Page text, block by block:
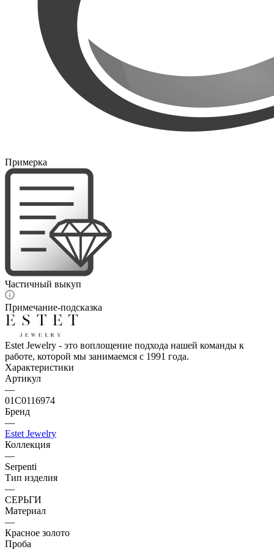
Примерка
Частичный выкуп
Примечание-подсказка
Estet Jewelry - это воплощение подхода нашей команды к
работе, которой мы занимаемся с 1991 года.
Характеристики
Артикул
—
01С0116974
Бренд
—
Estet Jewelry
Коллекция
—
Serpenti
Тип изделия
—
СЕРЬГИ
Материал
—
Красное золото
Проба